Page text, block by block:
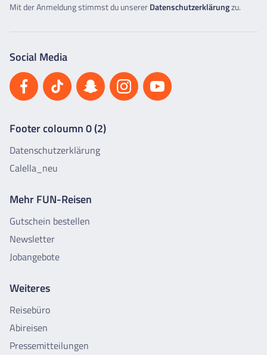
Mit der Anmeldung stimmst du unsererDatenschutzerklärungzu.
Social Media
Footer coloumn 0 (2)
Datenschutzerklärung
Calella_neu
Mehr FUN-Reisen
Gutschein bestellen
Newsletter
Jobangebote
Weiteres
Reisebüro
Abireisen
Pressemitteilungen